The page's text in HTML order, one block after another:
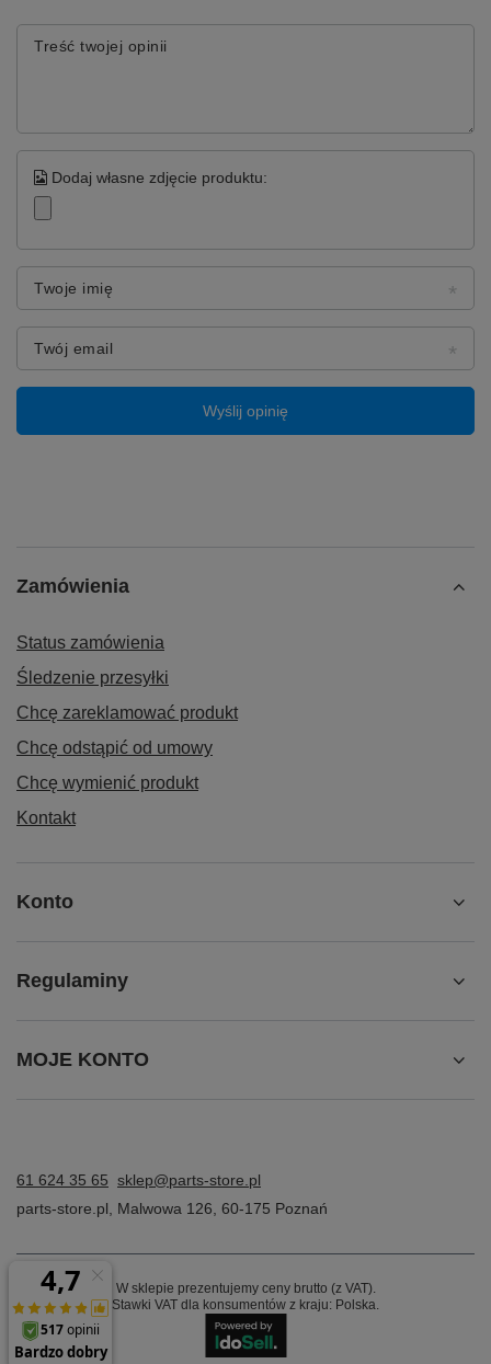
Treść twojej opinii
Dodaj własne zdjęcie produktu:
Twoje imię
Twój email
Wyślij opinię
Zamówienia
Status zamówienia
Śledzenie przesyłki
Chcę zareklamować produkt
Chcę odstąpić od umowy
Chcę wymienić produkt
Kontakt
Konto
Regulaminy
MOJE KONTO
61 624 35 65 sklep@parts-store.pl
parts-store.pl
Malwowa 126 60-175 Poznań
W sklepie prezentujemy ceny brutto (z VAT).
Stawki VAT dla konsumentów z kraju: Polska.